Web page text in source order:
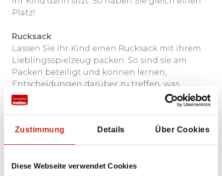
Zustimmung Details Über Cookies
Diese Webseite verwendet Cookies
Platz!
Rucksack
Lassen Sie Ihr Kind einen Rucksack mit ihrem
Lieblingsspielzeug packen. So sind sie am
Packen beteiligt und können lernen,
Entscheidungen darüber zu treffen, was
mitkommt und was nicht. Stellen Sie sicher,
dass auch praktische Dinge dabei sind, wie
Schlafen im Flugzeug
bringen, kann es hilfreich sein, während des